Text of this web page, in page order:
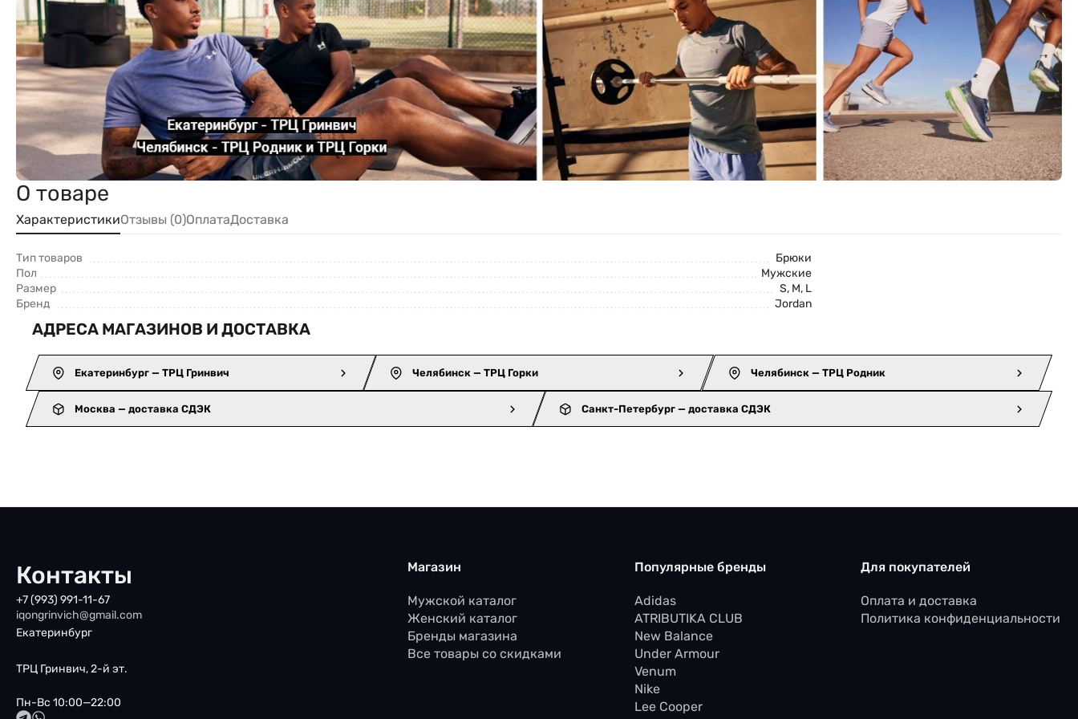
О товаре
ХарактеристикиОтзывы (0)ОплатаДоставка
Тип товаров
Брюки
Пол
Мужские
Размер
S, M, L
Бренд
Jordan
АДРЕСА МАГАЗИНОВ И ДОСТАВКА
Екатеринбург — ТРЦ Гринвич Челябинск — ТРЦ Горки Челябинск — ТРЦ Родник
Москва — доставка СДЭК Санкт-Петербург — доставка СДЭК
Контакты
+7 (993) 991-11-67
iqongrinvich@gmail.com
Екатеринбург
ТРЦ Гринвич, 2-й эт.
Пн-Вс 10:00—22:00
Магазин
Мужской каталог
Женский каталог
Бренды магазина
Все товары со скидками
Популярные бренды
Adidas
ATRIBUTIKA CLUB
New Balance
Under Armour
Venum
Nike
Lee Cooper
Для покупателей
Оплата и доставка
Политика конфиденциальности